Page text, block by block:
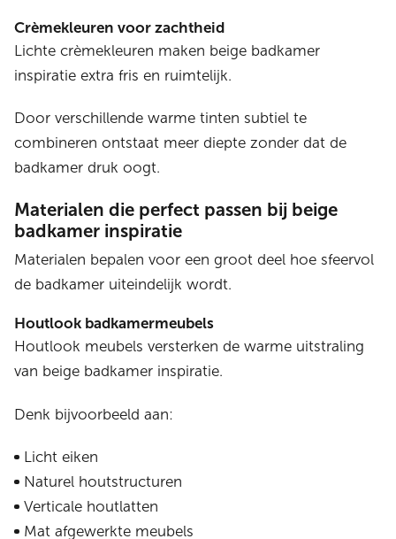
Crèmekleuren voor zachtheid
Lichte crèmekleuren maken beige badkamer
inspiratie extra fris en ruimtelijk.
Door verschillende warme tinten subtiel te
combineren ontstaat meer diepte zonder dat de
badkamer druk oogt.
Materialen die perfect passen bij beige
badkamer inspiratie
Materialen bepalen voor een groot deel hoe sfeervol
de badkamer uiteindelijk wordt.
Houtlook badkamermeubels
Houtlook meubels versterken de warme uitstraling
van beige badkamer inspiratie.
Denk bijvoorbeeld aan:
Licht eiken
Naturel houtstructuren
Verticale houtlatten
Mat afgewerkte meubels